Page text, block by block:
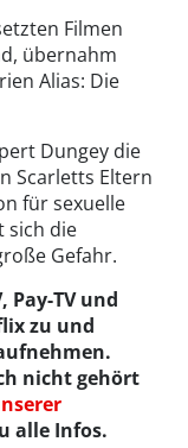
Filmen
übernahm
Alias: Die
Dungey die
Scarletts Eltern
für sexuelle
sich die
Gefahr.
Pay-TV und
zu und
nicht gehört
alle Infos.